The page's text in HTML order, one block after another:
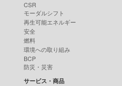
CSR
モーダルシフト
再生可能エネルギー
安全
燃料
環境への取り組み
BCP
防災・災害
サービス・商品